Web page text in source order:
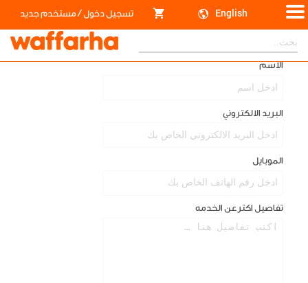
English تسجيل دخول/مستخدم جديد
يسعدنا تواصلك معنا
الأسم
البريد الالكتروني
الموبايل
تفاصيل اكترعن الخدمه